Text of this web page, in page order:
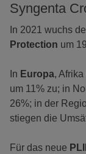
Syngenta
In 2021 wuchs
Protection um
In Europa,
um 11% zu; in
26%; in der
stiegen die
Für das neue